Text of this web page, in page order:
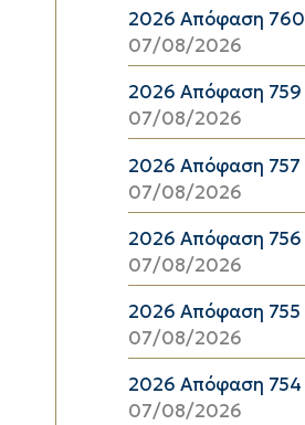
2026 Απόφαση 760
07/08/2026
2026 Απόφαση 759
07/08/2026
2026 Απόφαση 757
07/08/2026
2026 Απόφαση 756
07/08/2026
2026 Απόφαση 755
07/08/2026
2026 Απόφαση 754
07/08/2026